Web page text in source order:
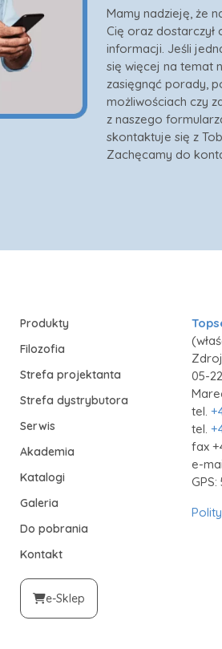
Mamy nadzieję, że
Cię oraz dostarczył
informacji. Jeśli
się więcej na temat
zasięgnąć porady,
możliwościach czy
z naszego
skontaktuje się z
Zachęcamy do
Produkty
Filozofia
Strefa projektanta
Strefa dystrybutora
Serwis
Akademia
Katalogi
Galeria
Do pobrania
Kontakt
e-Sklep
05-
tel.
tel.
fax
e-
GPS: